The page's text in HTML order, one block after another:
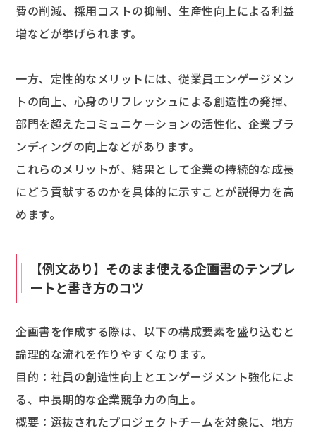
費の削減、採用コストの抑制、生産性向上による利益
増などが挙げられます。
一方、定性的なメリットには、従業員エンゲージメン
トの向上、心身のリフレッシュによる創造性の発揮、
部門を超えたコミュニケーションの活性化、企業ブラ
ンディングの向上などがあります。
これらのメリットが、結果として企業の持続的な成長
にどう貢献するのかを具体的に示すことが説得力を高
めます。
【例文あり】そのまま使える企画書のテンプレ
ートと書き方のコツ
企画書を作成する際は、以下の構成要素を盛り込むと
論理的な流れを作りやすくなります。
目的：社員の創造性向上とエンゲージメント強化によ
る、中長期的な企業競争力の向上。
概要：選抜されたプロジェクトチームを対象に、地方